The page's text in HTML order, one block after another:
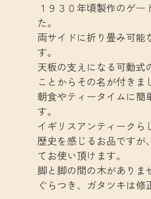
１９３０年頃製作のゲ
た。
両サイドに折り畳み可能
す。
天板の支えになる可動式
ことからその名が付きま
朝食やティータイムに簡
す。
イギリスアンティークら
歴史を感じるお品ですが
てお使い頂けます。
脚と脚の間の木がありま
ぐらつき、ガタツキは修